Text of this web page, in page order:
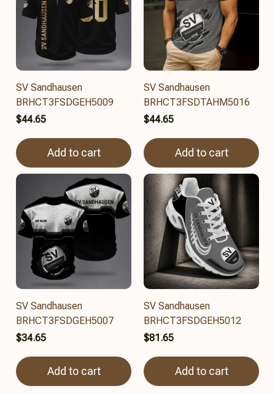
SV Sandhausen
BRHCT3FSDGEH5009
$44.65
Add to cart
SV Sandhausen
BRHCT3FSDTAHM5016
$44.65
Add to cart
SV Sandhausen
BRHCT3FSDGEH5007
$34.65
Add to cart
SV Sandhausen
BRHCT3FSDGEH5012
$81.65
Add to cart